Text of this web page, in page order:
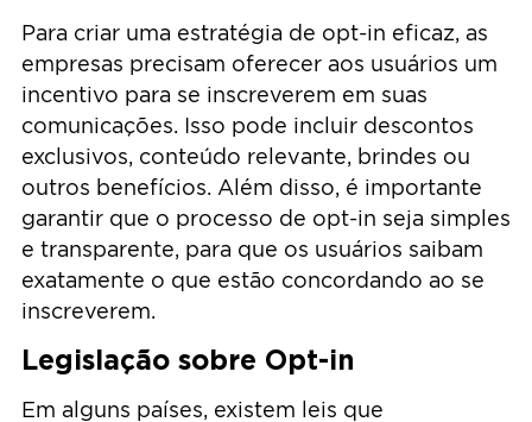
Para criar uma estratégia de opt-in eficaz, as
empresas precisam oferecer aos usuários um
incentivo para se inscreverem em suas
comunicações. Isso pode incluir descontos
exclusivos, conteúdo relevante, brindes ou
outros benefícios. Além disso, é importante
garantir que o processo de opt-in seja simples
e transparente, para que os usuários saibam
exatamente o que estão concordando ao se
inscreverem.
Legislação sobre Opt-in
Em alguns países, existem leis que